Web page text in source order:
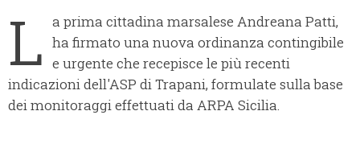
L a prima cittadina marsalese Andreana Patti,
ha firmato una nuova ordinanza contingibile
e urgente che recepisce le più recenti
indicazioni dell'ASP di Trapani, formulate sulla base
dei monitoraggi effettuati da ARPA Sicilia.